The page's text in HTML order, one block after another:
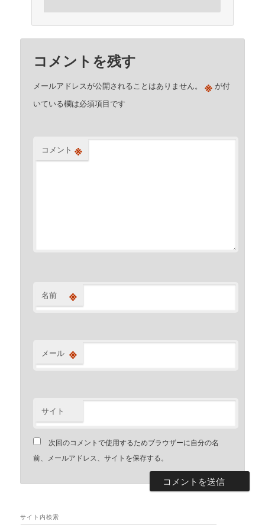
コメントを残す
メールアドレスが公開されることはありません。 ※ が付
いている欄は必須項目です
コメント ※
名前 ※
メール ※
サイト
次回のコメントで使用するためブラウザーに自分の名
前、メールアドレス、サイトを保存する。
サイト内検索